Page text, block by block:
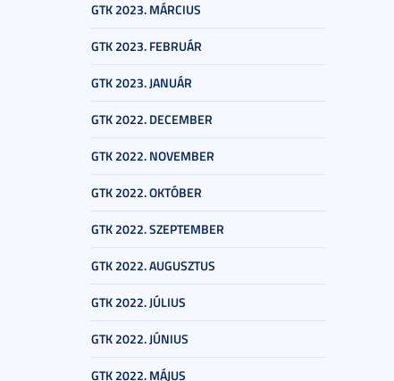
GTK 2023. MÁRCIUS
GTK 2023. FEBRUÁR
GTK 2023. JANUÁR
GTK 2022. DECEMBER
GTK 2022. NOVEMBER
GTK 2022. OKTÓBER
GTK 2022. SZEPTEMBER
GTK 2022. AUGUSZTUS
GTK 2022. JÚLIUS
GTK 2022. JÚNIUS
GTK 2022. MÁJUS